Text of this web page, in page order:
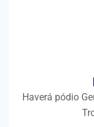
Haverá pódio